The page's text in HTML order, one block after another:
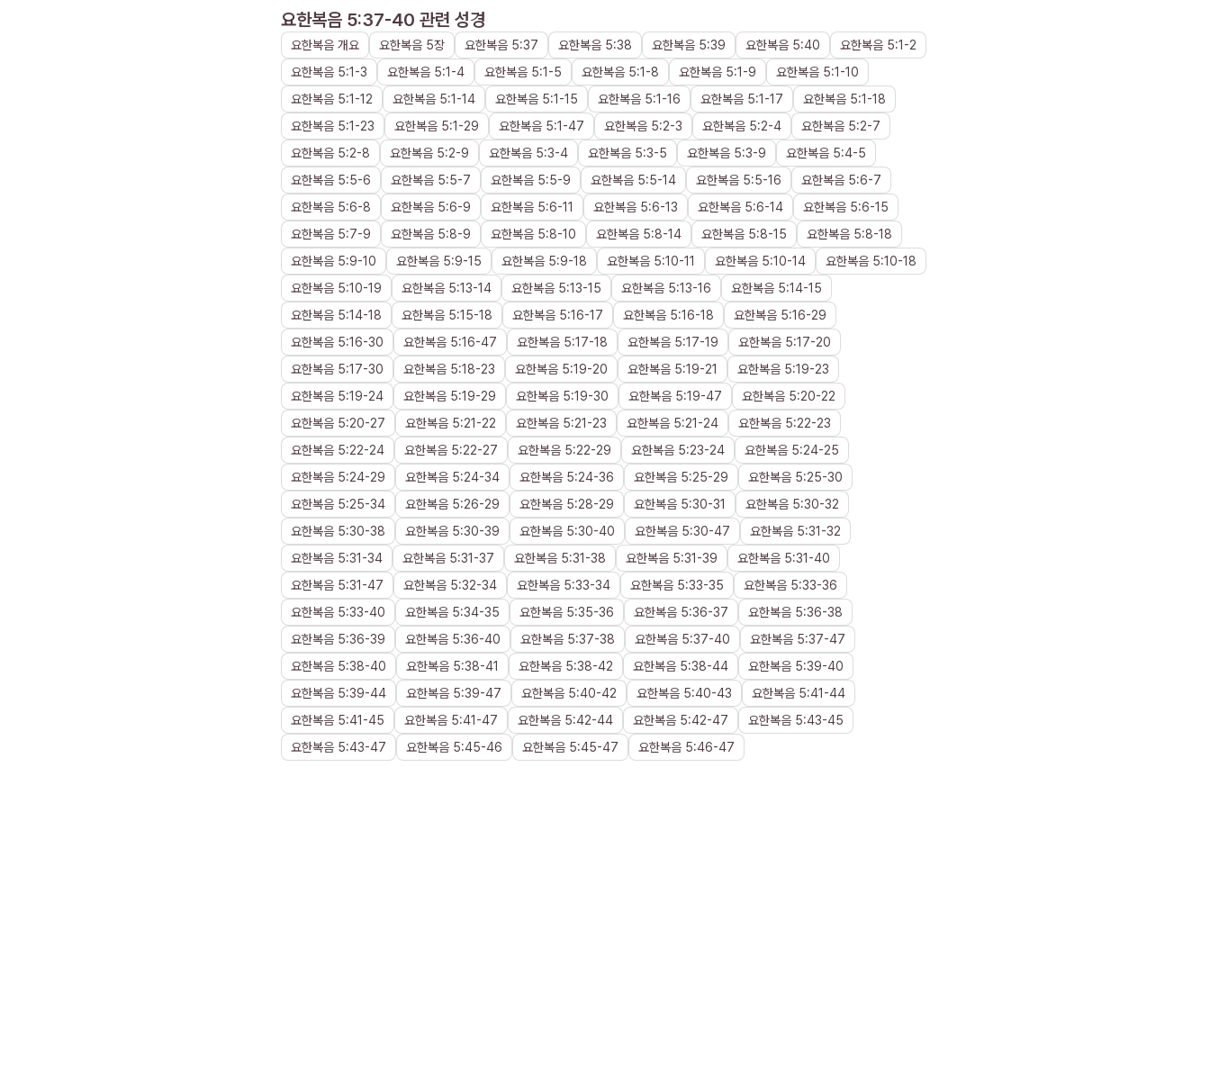
요한복음 5:37-40 관련 성경
요한복음 개요 요한복음 5장 요한복음 5:37 요한복음 5:38 요한복음 5:39 요한복음 5:40 요한복음 5:1 -2
요한복음 5:1 -3 요한복음 5:1 -4 요한복음 5:1 -5 요한복음 5:1 -8 요한복음 5:1 -9 요한복음 5:1 -10
요한복음 5:1 -12 요한복음 5:1 -14 요한복음 5:1 -15 요한복음 5:1 -16 요한복음 5:1 -17 요한복음 5:1 -18
요한복음 5:1 -23 요한복음 5:1 -29 요한복음 5:1 -47 요한복음 5:2-3 요한복음 5:2-4 요한복음 5:2-7
요한복음 5:2-8 요한복음 5:2-9 요한복음 5:3-4 요한복음 5:3-5 요한복음 5:3-9 요한복음 5:4-5
요한복음 5:5-6 요한복음 5:5-7 요한복음 5:5-9 요한복음 5:5-14 요한복음 5:5-16 요한복음 5:6-7
요한복음 5:6-8 요한복음 5:6-9 요한복음 5:6-11 요한복음 5:6-13 요한복음 5:6-14 요한복음 5:6-15
요한복음 5:7-9 요한복음 5:8-9 요한복음 5:8-10 요한복음 5:8-14 요한복음 5:8-15 요한복음 5:8-18
요한복음 5:9-10 요한복음 5:9-15 요한복음 5:9-18 요한복음 5:10-11 요한복음 5:10-14 요한복음 5:10-18
요한복음 5:10-19 요한복음 5:13-14 요한복음 5:13-15 요한복음 5:13-16 요한복음 5:14-15
요한복음 5:14-18 요한복음 5:15-18 요한복음 5:16-17 요한복음 5:16-18 요한복음 5:16-29
요한복음 5:16-30 요한복음 5:16-47 요한복음 5:17-18 요한복음 5:17-19 요한복음 5:17-20
요한복음 5:17-30 요한복음 5:18-23 요한복음 5:19-20 요한복음 5:19-21 요한복음 5:19-23
요한복음 5:19-24 요한복음 5:19-29 요한복음 5:19-30 요한복음 5:19-47 요한복음 5:20-22
요한복음 5:20-27 요한복음 5:21 -22 요한복음 5:21 -23 요한복음 5:21 -24 요한복음 5:22-23
요한복음 5:22-24 요한복음 5:22-27 요한복음 5:22-29 요한복음 5:23-24 요한복음 5:24-25
요한복음 5:24-29 요한복음 5:24-34 요한복음 5:24-36 요한복음 5:25-29 요한복음 5:25-30
요한복음 5:25-34 요한복음 5:26-29 요한복음 5:28-29 요한복음 5:30-31 요한복음 5:30-32
요한복음 5:30-38 요한복음 5:30-39 요한복음 5:30-40 요한복음 5:30-47 요한복음 5:31 -32
요한복음 5:31 -34 요한복음 5:31 -37 요한복음 5:31 -38 요한복음 5:31 -39 요한복음 5:31 -40
요한복음 5:31 -47 요한복음 5:32-34 요한복음 5:33-34 요한복음 5:33-35 요한복음 5:33-36
요한복음 5:33-40 요한복음 5:34-35 요한복음 5:35-36 요한복음 5:36-37 요한복음 5:36-38
요한복음 5:36-39 요한복음 5:36-40 요한복음 5:37-38 요한복음 5:37-40 요한복음 5:37-47
요한복음 5:38-40 요한복음 5:38-41 요한복음 5:38-42 요한복음 5:38-44 요한복음 5:39-40
요한복음 5:39-44 요한복음 5:39-47 요한복음 5:40-42 요한복음 5:40-43 요한복음 5:41 -44
요한복음 5:41 -45 요한복음 5:41 -47 요한복음 5:42-44 요한복음 5:42-47 요한복음 5:43-45
요한복음 5:43-47 요한복음 5:45-46 요한복음 5:45-47 요한복음 5:46-47